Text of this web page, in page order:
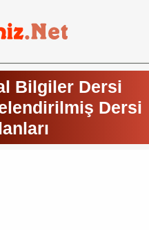
Bilgiler Dersi
Dersi